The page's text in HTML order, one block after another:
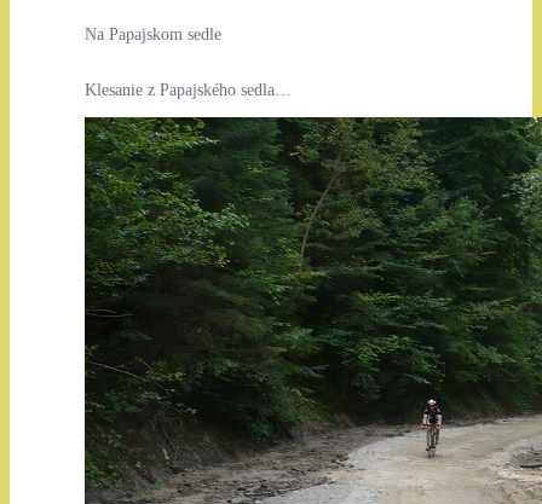
Na Papajskom sedle
Klesanie z Papajského sedla…